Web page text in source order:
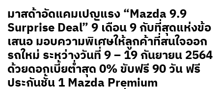
มาสด้าอัดแคมเปญแรง “Mazda 9.9
Surprise Deal” 9 เดือน 9 กับที่สุดแห่งข้อ
เสนอ มอบความพิเศษให้ลูกค้าที่สนใจออก
รถใหม่ ระหว่างวันที่ 9 – 19 กันยายน 2564
ด้วยดอกเบี้ยต่ำสุด 0% ขับฟรี 90 วัน ฟรี
ประกันชั้น 1 Mazda Premium